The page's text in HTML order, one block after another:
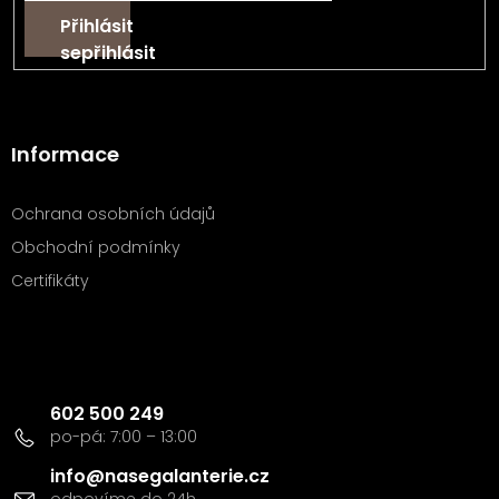
Přihlásit
se
Informace
Ochrana osobních údajů
Obchodní podmínky
Certifikáty
info@nasegalanterie.cz
602 500 249